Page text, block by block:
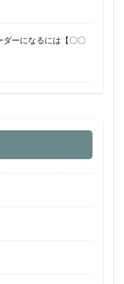
ダーになるには【〇〇